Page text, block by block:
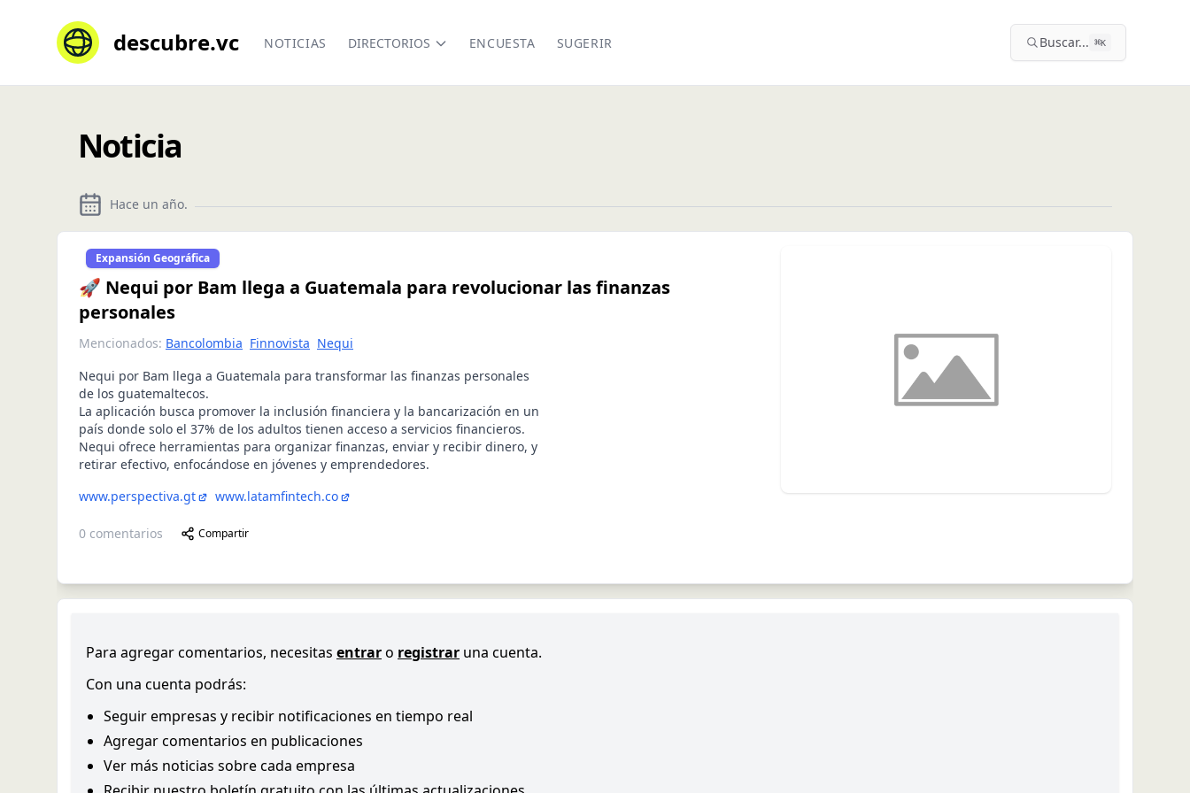
descubre.vc NOTICIAS DIRECTORIOS ENCUESTA SUGERIR Buscar... ⌘K
Noticia
Hace un año.
Expansión Geográfica
🚀 Nequi por Bam llega a Guatemala para revolucionar las finanzas
personales
Mencionados: Bancolombia Finnovista Nequi
Nequi por Bam llega a Guatemala para transformar las finanzas personales
de los guatemaltecos.
La aplicación busca promover la inclusión financiera y la bancarización en un
país donde solo el 37% de los adultos tienen acceso a servicios financieros.
Nequi ofrece herramientas para organizar finanzas, enviar y recibir dinero, y
retirar efectivo, enfocándose en jóvenes y emprendedores.
www.perspectiva.gt
www.latamfintech.co
0 comentarios Compartir
Para agregar comentarios, necesitas entraro registrar una cuenta.
Con una cuenta podrás:
Seguir empresas y recibir notificaciones en tiempo real
Agregar comentarios en publicaciones
Ver más noticias sobre cada empresa